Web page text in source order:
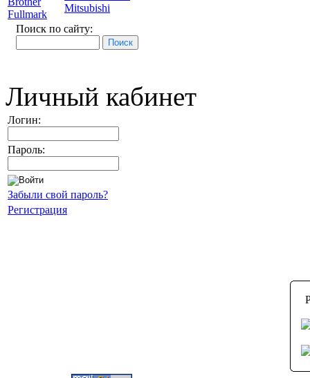
Fullmark
Mitsubishi
Поиск по сайту:
Личный кабинет
Логин:
Пароль:
Забыли свой пароль?
Регистрация